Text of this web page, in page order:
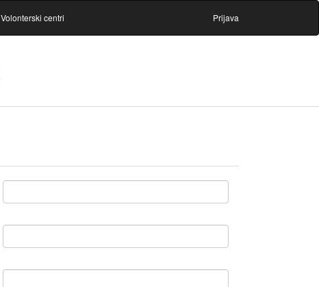
Volonterski centri Prijava